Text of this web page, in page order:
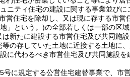
ニティ住宅の建設に関する事業並び
住宅を除却し、又は現に存する市営
」という。)の全部若しくは一部の区
新たに建設する市営住宅及び共同施
等の存していた土地に近接する土地に
に代わるべき市営住宅及び共同施設を
に規定する公営住宅建替事業で、市営